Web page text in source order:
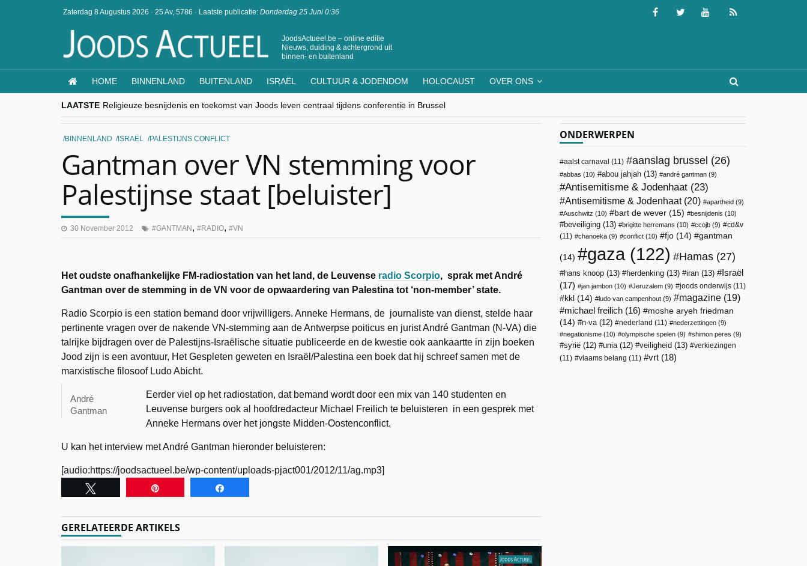
Zaterdag 8 Augustus 2026 · 25 Av, 5786 · Laatste publicatie: Donderdag 25 Juni 0:36
JoodsActueel.be – online editie
Nieuws, duiding & achtergrond uit
binnen- en buitenland
HOME BINNENLAND BUITENLAND ISRAËL CULTUUR & JODENDOM HOLOCAUST OVER ONS
LAATSTE Religieuze besnijdenis en toekomst van Joods leven centraal tijdens conferentie in Brussel
“Besnijdenisdebat toont hoe moeilijk seculiere Westen minderheden begrijpt”, Jinnih Beels (Vooruit)
CITYTRIP | ROEMENIË – Boekarest: de verrassing van Oost-Europa
“Vandaag zit elke Jood in België op de beklaagdenbank”
BINNENLAND ISRAËL PALESTIJNS CONFLICT
Gantman over VN stemming voor
Palestijnse staat [beluister]
30 November 2012 GANTMAN, RADIO, VN
Het oudste onafhankelijke FM-radiostation van het land, de Leuvense radio Scorpio, sprak met André
Gantman over de stemming in de VN voor de opwaardering van Palestina tot ‘non-member’ state.
Radio Scorpio is een station bemand door vrijwilligers. Anneke Hermans, de journaliste van dienst, stelde haar
pertinente vragen over de nakende VN-stemming aan de Antwerpse poiticus en jurist André Gantman (N-VA) die
talrijke bijdragen over de Palestijns-Israëlische situatie publiceerde en de kwestie ook aankaartte in zijn boeken
Jood zijn is een avontuur, Het Gespleten geweten en Israël/Palestina een boek dat hij schreef samen met de
marxistische filosoof Ludo Abicht.
André
Gantman
Eerder viel op het radiostation, dat bemand wordt door een mix van 140 studenten en
Leuvense burgers ook al hoofdredacteur Michael Freilich te beluisteren in een gesprek met
Anneke Hermans over het jongste Midden-Oostenconflict.
U kan het interview met André Gantman hieronder beluisteren:
[audio:https://joodsactueel.be/wp-content/uploads-pjact001/2012/11/ag.mp3]
GERELATEERDE ARTIKELS
ONDERWERPEN
aalst carnaval (11) aanslag brussel (26)
abbas (10) abou jahjah (13) andré gantman (9)
Antisemitisme & Jodenhaat (23)
Antisemitisme & Jodenhaat(20) apartheid (9)
Auschwitz (10) bart de wever (15) besnijdenis (10)
beveiliging (13) brigitte herremans (10) ccojb (9)
cd&v
(11)
chanoeka (9) conflict (10) fjo (14) gantman
(14) gaza(122) Hamas (27)
hans knoop (13) herdenking (13) iran (13)
Israël
(17)
jan jambon (10) Jeruzalem (9) joods onderwijs (11)
kkl (14) ludo van campenhout (9) magazine (19)
michael freilich (16)
moshe aryeh friedman
(14)
n-va(12) nederland (11) nederzettingen (9)
negationisme (10) olympische spelen (9) shimon peres (9)
syrië (12) unia(12) veiligheid (13)
verkiezingen
(11)
vlaams belang (11) vrt (18)